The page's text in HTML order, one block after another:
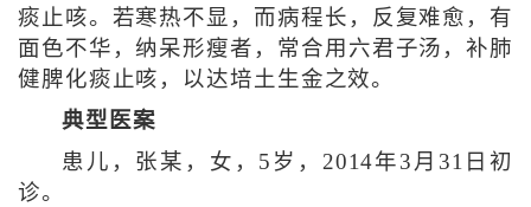
痰止咳。若寒热不显，而病程长，反复难愈，有
面色不华，纳呆形瘦者，常合用六君子汤，补肺
健脾化痰止咳，以达培土生金之效。
典型医案
患儿，张某，女，5岁，2014年3月31日初
诊。